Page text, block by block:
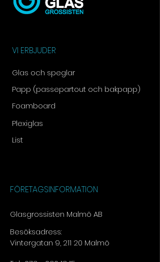
VI ERBJUDER
Glas och speglar
Papp (passepartout och bakpapp)
Foamboard
Plexiglas
List
FÖRETAGSINFORMATION
Glasgrossisten Malmö AB
Besöksadress:
Vintergatan 9, 211 20 Malmö